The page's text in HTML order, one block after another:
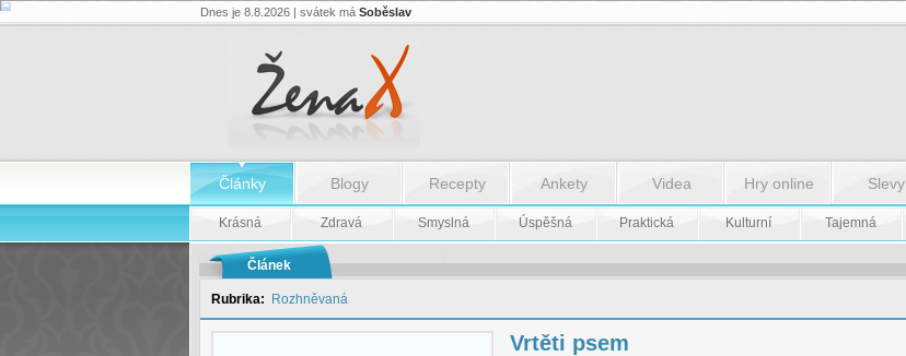
Vrtěti
Dnes je 8.8.2026 | svátek má Soběslav
Články Blogy Recepty Ankety Videa Hry online Slevy
Krásná Zdravá Smyslná Úspěšná Praktická Kulturní Tajemná
Článek
Rubrika: Rozhněvaná
Vrtěti psem